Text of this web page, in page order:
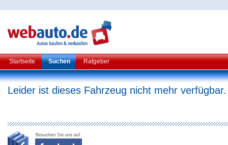
Startseite Suchen Ratgeber
Leider ist dieses Fahrzeug nicht mehr verfügbar.